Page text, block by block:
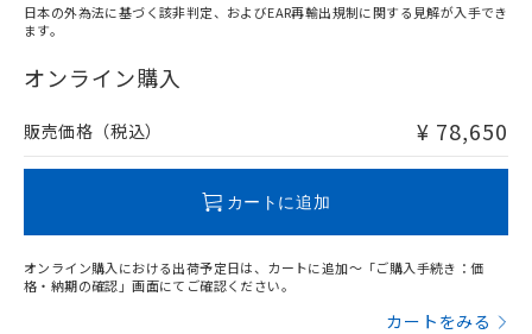
在庫等で未対応品が混在する可能性があります。
問い合わせください。
日本の外為法に基づく該非判定、およびEAR再輸出規制に関する見解が入手でき
ます。
オンライン購入
販売価格（税込） ¥ 78,650
カートに追加
オンライン購入における出荷予定日は、カートに追加～「ご購入手続き：価
格・納期の確認」画面にてご確認ください。
カートをみる